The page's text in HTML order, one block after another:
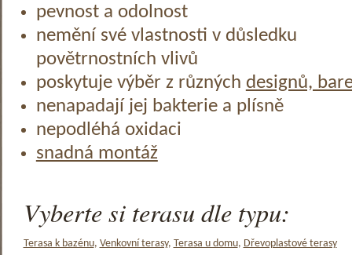
pevnost a odolnost
nemění své vlastnosti v důsledku
povětrnostních vlivů
poskytuje výběr z různých designů,
nenapadají jej bakterie a plísně
nepodléhá oxidaci
snadná montáž
Vyberte si terasu dle typu:
Terasa k bazénu, Venkovní terasy, Terasa u domu, Dřevoplastové terasy